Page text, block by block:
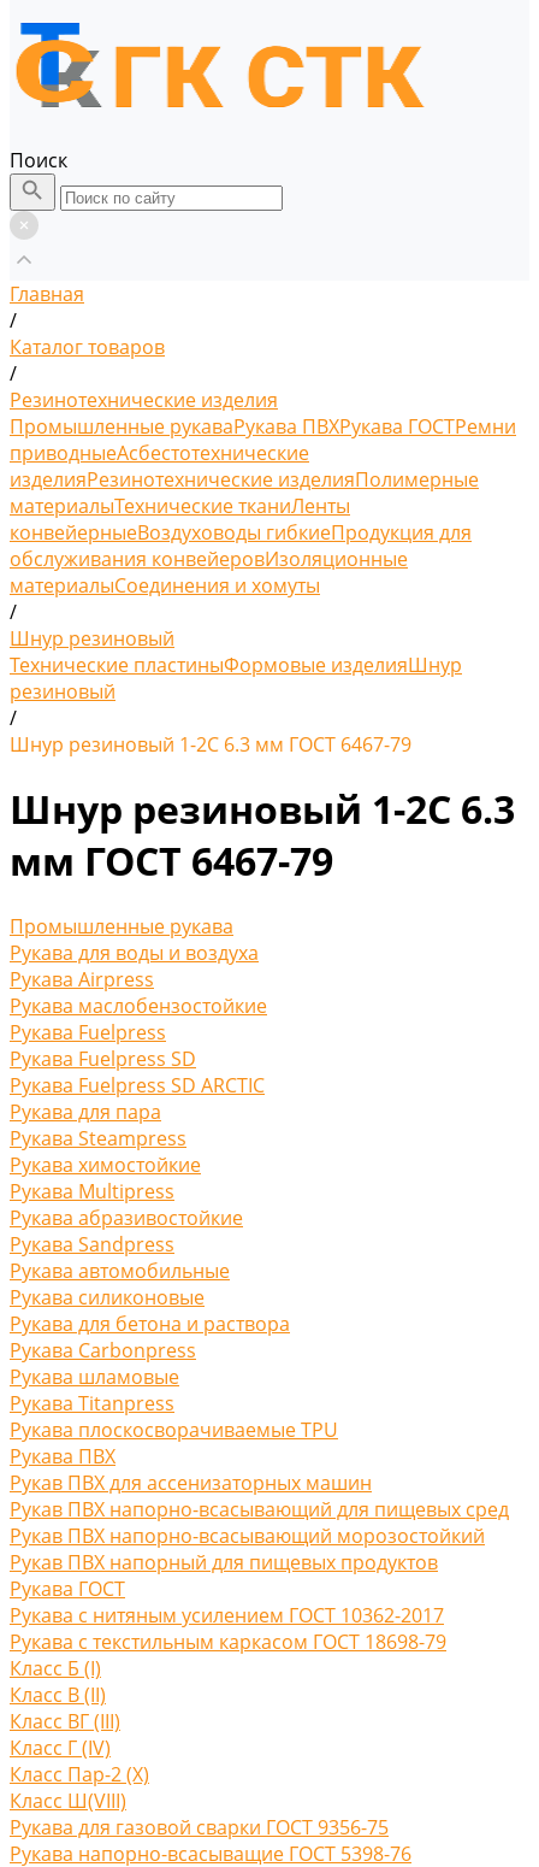
Поиск
Главная
/
Каталог товаров
/
Резинотехнические изделия
Промышленные рукаваРукава ПВХРукава ГОСТРемни
приводныеАсбестотехнические
изделияРезинотехнические изделияПолимерные
материалыТехнические тканиЛенты
конвейерныеВоздуховоды гибкиеПродукция для
обслуживания конвейеровИзоляционные
материалыСоединения и хомуты
/
Шнур резиновый
Технические пластиныФормовые изделияШнур
резиновый
/
Шнур резиновый 1-2С 6.3 мм ГОСТ 6467-79
Шнур резиновый 1-2С 6.3
мм ГОСТ 6467-79
Промышленные рукава
Рукава для воды и воздуха
Рукава Airpress
Рукава маслобензостойкие
Рукава Fuelpress
Рукава Fuelpress SD
Рукава Fuelpress SD ARCTIC
Рукава для пара
Рукава Steampress
Рукава химостойкие
Рукава Multipress
Рукава абразивостойкие
Рукава Sandpress
Рукава автомобильные
Рукава силиконовые
Рукава для бетона и раствора
Рукава Carbonpress
Рукава шламовые
Рукава Titanpress
Рукава плоскосворачиваемые TPU
Рукава ПВХ
Рукав ПВХ для ассенизаторных машин
Рукав ПВХ напорно-всасывающий для пищевых сред
Рукав ПВХ напорно-всасывающий морозостойкий
Рукав ПВХ напорный для пищевых продуктов
Рукава ГОСТ
Рукава с нитяным усилением ГОСТ 10362-2017
Рукава с текстильным каркасом ГОСТ 18698-79
Класс Б (I)
Класс В (II)
Класс ВГ (III)
Класс Г (IV)
Класс Пар-2 (X)
Класс Ш(VIII)
Рукава для газовой сварки ГОСТ 9356-75
Рукава напорно-всасыващие ГОСТ 5398-76